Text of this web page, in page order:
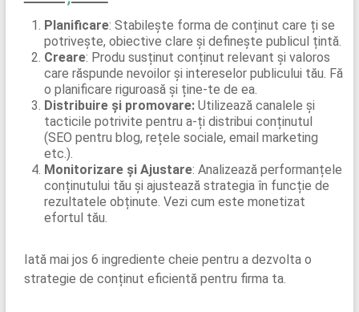
Planificare: Stabilește forma de conținut care ți se
potrivește, obiective clare și definește publicul țintă.
Creare: Produ susținut conținut relevant și valoros
care răspunde nevoilor și intereselor publicului tău. Fă
o planificare riguroasă și ține-te de ea.
Distribuire și promovare:Utilizează canalele și
tacticile potrivite pentru a-ți distribui conținutul
(SEO pentru blog, rețele sociale, email marketing
etc.).
Monitorizare și Ajustare: Analizează performanțele
conținutului tău și ajustează strategia în funcție de
rezultatele obținute. Vezi cum este monetizat
efortul tău.
Iată mai jos 6 ingrediente cheie pentru a dezvolta o
strategie de conținut eficientă pentru firma ta.